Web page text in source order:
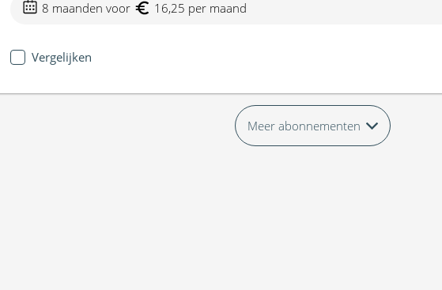
8 maanden voor 16,25 per maand
Vergelijken
Meer abonnementen